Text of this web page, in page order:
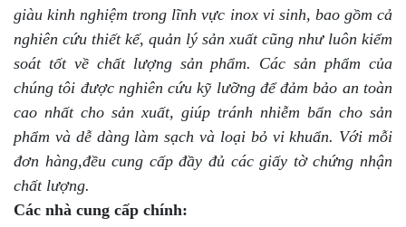
giàu kinh nghiệm trong lĩnh vực inox vi sinh, bao gồm cả
nghiên cứu thiết kế, quản lý sản xuất cũng như luôn kiểm
soát tốt về chất lượng sản phẩm. Các sản phẩm của
chúng tôi được nghiên cứu kỹ lưỡng để đảm bảo an toàn
cao nhất cho sản xuất, giúp tránh nhiễm bẩn cho sản
phẩm và dễ dàng làm sạch và loại bỏ vi khuẩn. Với mỗi
đơn hàng,đều cung cấp đầy đủ các giấy tờ chứng nhận
chất lượng.
Các nhà cung cấp chính: